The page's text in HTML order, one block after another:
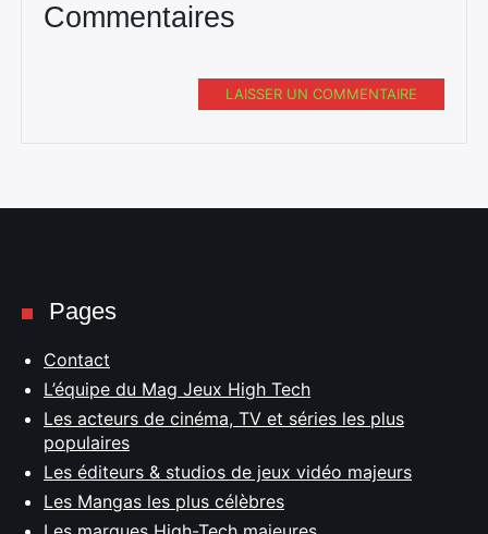
Commentaires
LAISSER UN COMMENTAIRE
Pages
Contact
L’équipe du Mag Jeux High Tech
Les acteurs de cinéma, TV et séries les plus
populaires
Les éditeurs & studios de jeux vidéo majeurs
Les Mangas les plus célèbres